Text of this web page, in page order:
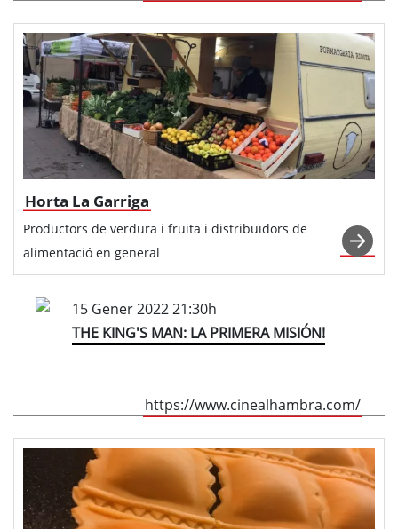
Horta La Garriga
Productors de verdura i fruita i distribuïdors de
alimentació en general
15 Gener 2022 21:30h
THE KING'S MAN: LA PRIMERA MISIÓN!
https://www.cinealhambra.com/